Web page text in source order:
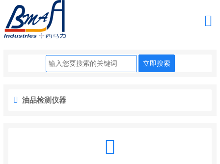
油品检测仪器